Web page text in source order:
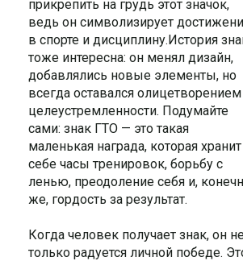
прикрепить на грудь этот значок,
ведь он символизирует
в спорте и дисциплину.История
тоже интересна: он менял дизайн,
добавлялись новые элементы, но
всегда оставался олицетворением
целеустремленности. Подумайте
сами: знак ГТО — это такая
маленькая награда, которая
себе часы тренировок, борьбу с
ленью, преодоление себя и,
же, гордость за результат.
Когда человек получает знак, он
только радуется личной победе.